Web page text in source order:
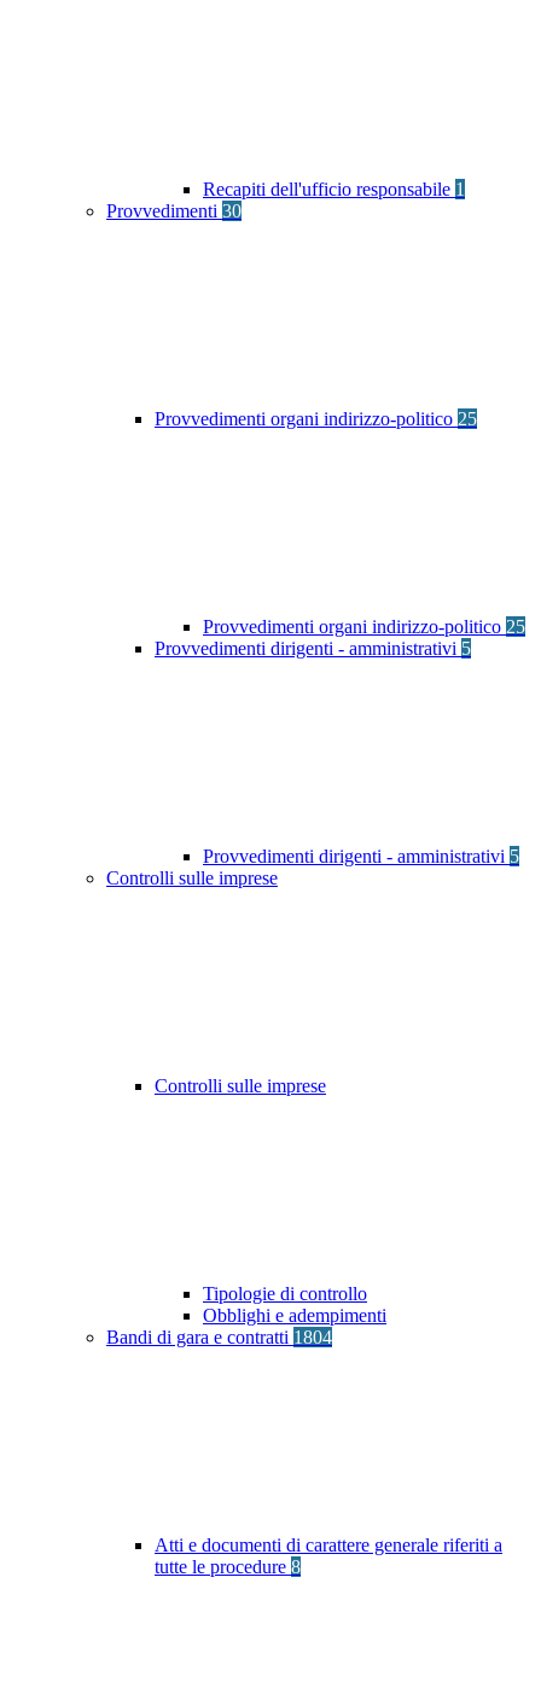
Recapiti dell'ufficio responsabile 1
Provvedimenti 30
Provvedimenti organi indirizzo-politico 25
Provvedimenti organi indirizzo-politico 25
Provvedimenti dirigenti - amministrativi 5
Provvedimenti dirigenti - amministrativi 5
Controlli sulle imprese
Controlli sulle imprese
Tipologie di controllo
Obblighi e adempimenti
Bandi di gara e contratti 1804
Atti e documenti di carattere generale riferiti a
tutte le procedure 8